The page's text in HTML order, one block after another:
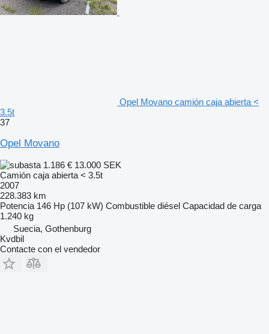
Opel Movano camión caja abierta <
3.5t
37
Opel Movano
1.186 € 13.000 SEK
Camión caja abierta < 3.5t
2007
228.383 km
Potencia 146 Hp (107 kW) Combustible diésel Capacidad de carga
1.240 kg
Suecia, Gothenburg
Kvdbil
Contacte con el vendedor